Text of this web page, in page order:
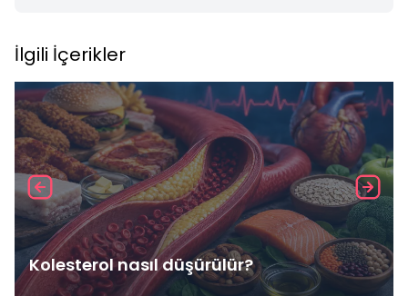
İlgili İçerikler
Kolesterol nasıl düşürülür?